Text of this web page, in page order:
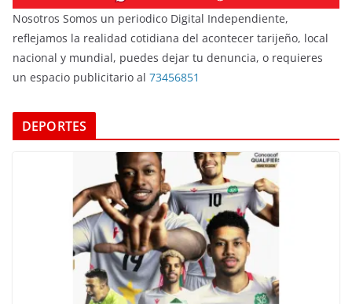
Nosotros Somos un periodico Digital Independiente,
reflejamos la realidad cotidiana del acontecer tarijeño, local
nacional y mundial, puedes dejar tu denuncia, o requieres
un espacio publicitario al 73456851
DEPORTES